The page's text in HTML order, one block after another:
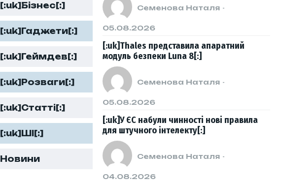
[:uk]Бізнес[:]
[:uk]Гаджети[:]
[:uk]Геймдев[:]
[:uk]Розваги[:]
[:uk]Статті[:]
[:uk]ШІ[:]
Новини
Семенова Наталя -
05.08.2026
[:uk]Thales представила апаратний
модуль безпеки Luna 8[:]
Семенова Наталя -
05.08.2026
[:uk]У ЄС набули чинності нові правила
для штучного інтелекту[:]
Семенова Наталя -
04.08.2026